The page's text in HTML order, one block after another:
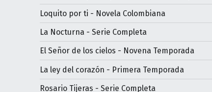
Loquito por ti - Novela Colombiana
La Nocturna - Serie Completa
El Señor de los cielos - Novena Temporada
La ley del corazón - Primera Temporada
Rosario Tijeras - Serie Completa